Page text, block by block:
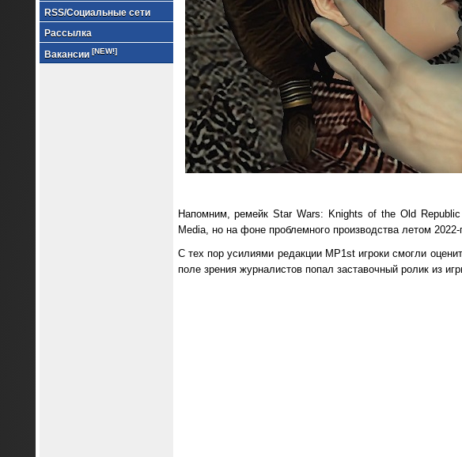
RSS/Социальные сети
Рассылка
Вакансии [NEW!]
Напомним, ремейк Star Wars: Knights of the Old
Media, но на фоне проблемного производства летом
С тех пор усилиями редакции MP1st игроки смогли
поле зрения журналистов попал заставочный ролик из